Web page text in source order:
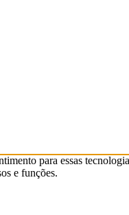
para essas
e funções.